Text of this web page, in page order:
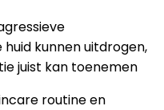
kunnen uitdrogen,
juist kan toenemen
routine en